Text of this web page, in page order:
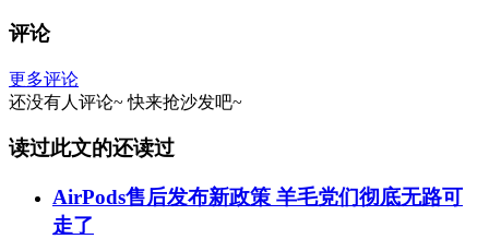
评论
更多评论
还没有人评论~ 快来抢沙发吧~
读过此文的还读过
AirPods售后发布新政策 羊毛党们彻底无路可
走了